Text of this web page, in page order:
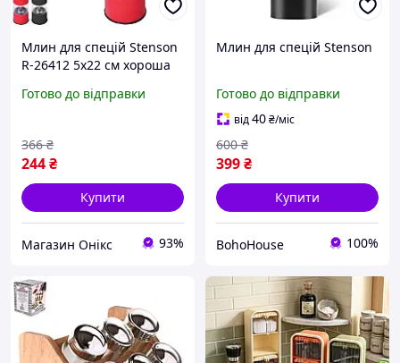
Млин для спецій Stenson
R-26412 5х22 см хороша
Готово до відправки
244₴
366 ₴
Купити
Магазин Онікс 93%
Млин для спецій Stenson
Готово до відправки
від40₴/міс
399₴
600 ₴
Купити
BohoHouse 100%